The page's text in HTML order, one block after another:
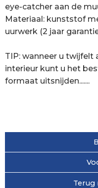
eye-catcher aan de
Materiaal: kunststof
uurwerk (2 jaar
TIP: wanneer u twijfelt
interieur kunt u het
formaat uitsnijden.......
Terug